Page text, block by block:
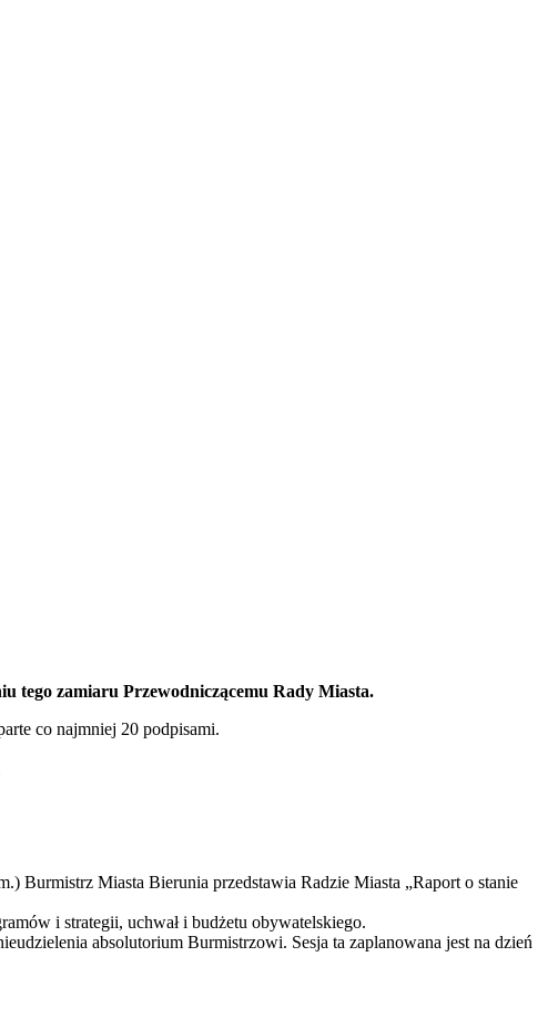
tego zamiaru Przewodniczącemu Rady Miasta.
co najmniej 20 podpisami.
Burmistrz Miasta Bierunia przedstawia Radzie Miasta „Raport o stanie
i strategii, uchwał i budżetu obywatelskiego.
absolutorium Burmistrzowi. Sesja ta zaplanowana jest na dzień